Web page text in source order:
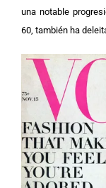
una notable
60, también ha